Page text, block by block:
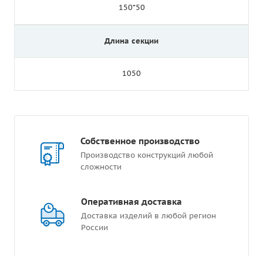
150*50
Длина секции
1050
Собственное производство
Производство конструкций любой
сложности
Оперативная доставка
Доставка изделий в любой регион
России